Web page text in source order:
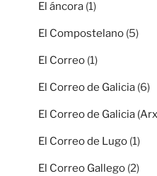
El áncora (1)
El Compostelano (5)
El Correo (1)
El Correo de Galicia (6)
El Correo de Galicia
El Correo de Lugo (1)
El Correo Gallego (2)